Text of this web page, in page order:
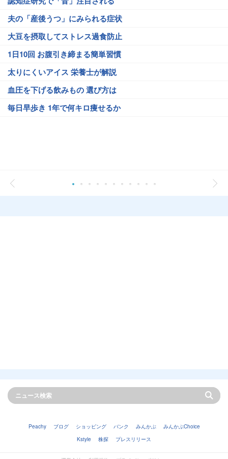
夫の「産後うつ」にみられる症状
大豆を摂取してストレス過食防止
1日10回 お腹引き締まる簡単習慣
太りにくいアイス 栄養士が解説
血圧を下げる飲みもの 選び方は
毎日早歩き 1年で何キロ痩せるか
Peachy ブログ ショッピング バンク みんかぶ
みんかぶChoice
Kstyle
株探 プレスリリース